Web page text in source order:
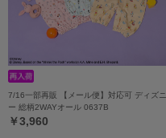
7/16一部再販 【メール便】対応可 ディズニ
ー 総柄2WAYオール 0637B
￥3,960